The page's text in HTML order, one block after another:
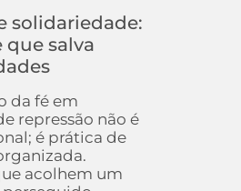
solidariedade:
que salva
da fé em
repressão não é
é prática de
acolhem um